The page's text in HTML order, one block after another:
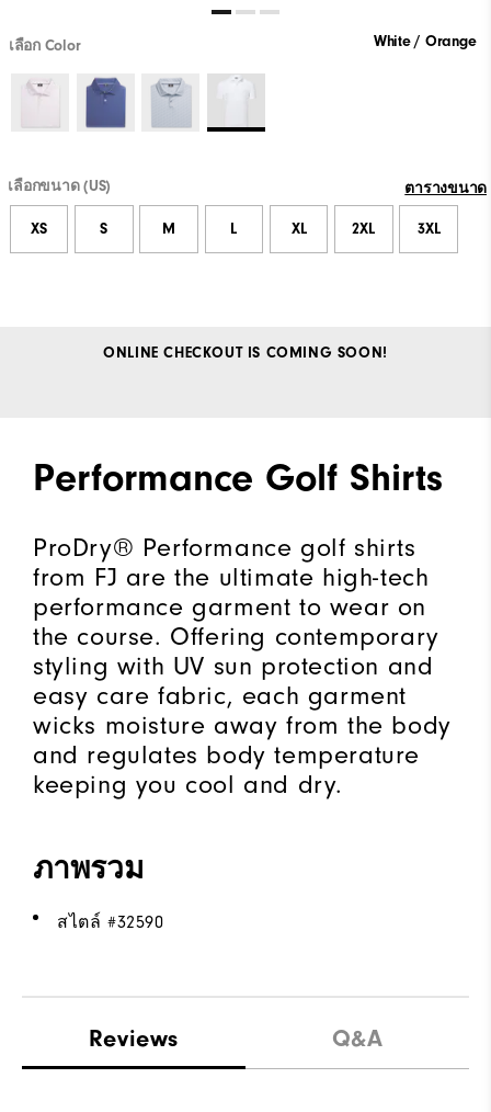
เลือก Color White / Orange
เลือกขนาด (US) ตารางขนาด
XS S M L XL 2XL 3XL
ONLINE CHECKOUT IS COMING SOON!
Performance Golf Shirts
ProDry® Performance golf shirts
from FJ are the ultimate high-tech
performance garment to wear on
the course. Offering contemporary
styling with UV sun protection and
easy care fabric, each garment
wicks moisture away from the body
and regulates body temperature
keeping you cool and dry.
ภาพรวม
สไตล์ #32590
Reviews Q&A